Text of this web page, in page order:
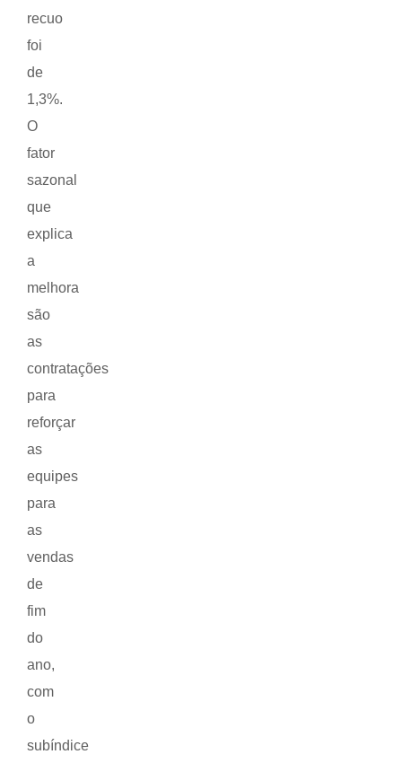
recuo
foi
de
1,3%.
O
fator
sazonal
que
explica
a
melhora
são
as
contratações
para
reforçar
as
equipes
para
as
vendas
de
fim
do
ano,
com
o
subíndice